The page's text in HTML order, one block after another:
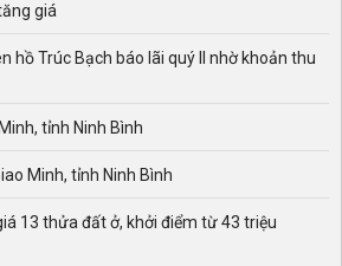
giá
hồ Trúc Bạch báo lãi quý II nhờ khoản thu
tỉnh Ninh Bình
Minh, tỉnh Ninh Bình
13 thửa đất ở, khởi điểm từ 43 triệu